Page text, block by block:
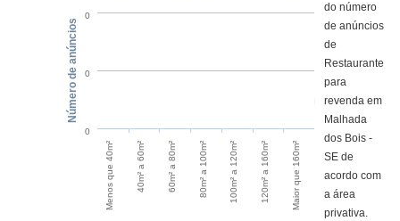
Menos que 40m² 40m² a 60m² 60m² a 80m² 80m² a 100m² 100m² a 120m² 120m² a 160m² Maior que 160m²
0
0
0
Número de anúncios
do número
de anúncios
de
Restaurante
para
revenda em
Malhada
dos Bois -
SE de
acordo com
a área
privativa.